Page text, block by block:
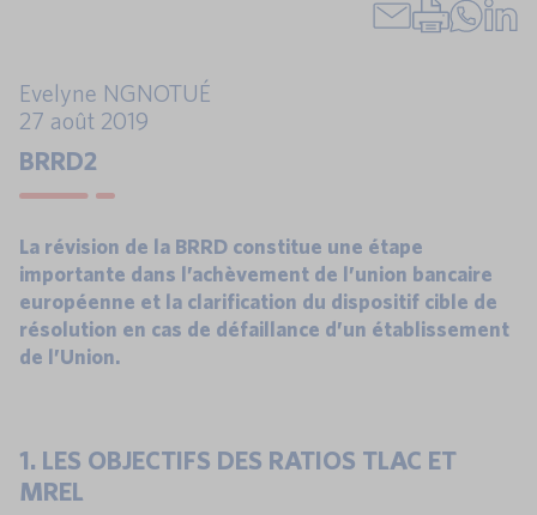
Evelyne NGNOTUÉ
27 août 2019
BRRD2
La révision de la BRRD constitue une étape
importante dans l’achèvement de l’union bancaire
européenne et la clarification du dispositif cible de
résolution en cas de défaillance d’un établissement
de l’Union.
1. LES OBJECTIFS DES RATIOS TLAC ET
MREL